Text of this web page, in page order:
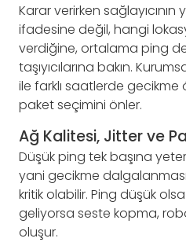
Karar verirken sağlayıcının
ifadesine değil, hangi
verdiğine, ortalama ping
taşıyıcılarına bakın.
ile farklı saatlerde
paket seçimini önler.
Ağ Kalitesi, Jitter ve
Düşük ping tek başına
yani gecikme
kritik olabilir. Ping düşük
geliyorsa seste kopma,
oluşur.